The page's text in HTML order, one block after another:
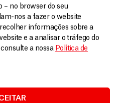
– no browser do seu
nos a fazer o website
informações sobre a
e a analisar o tráfego do
a nossa Política de